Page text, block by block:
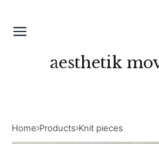
aesthetik
Home Products Knit pieces